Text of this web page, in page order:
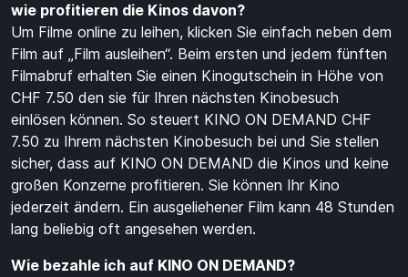
wie profitieren die Kinos davon?
Um Filme online zu leihen, klicken Sie einfach neben dem
Film auf „Film ausleihen“. Beim ersten und jedem fünften
Filmabruf erhalten Sie einen Kinogutschein in Höhe von
CHF 7.50 den sie für Ihren nächsten Kinobesuch
einlösen können. So steuert KINO ON DEMAND CHF
7.50 zu Ihrem nächsten Kinobesuch bei und Sie stellen
sicher, dass auf KINO ON DEMAND die Kinos und keine
großen Konzerne profitieren. Sie können Ihr Kino
jederzeit ändern. Ein ausgeliehener Film kann 48 Stunden
lang beliebig oft angesehen werden.
Wie bezahle ich auf KINO ON DEMAND?